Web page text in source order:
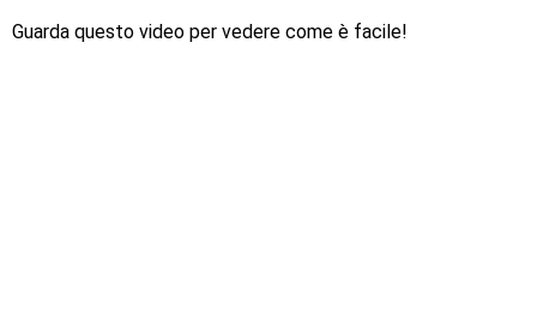
Guarda questo video per vedere come è facile!